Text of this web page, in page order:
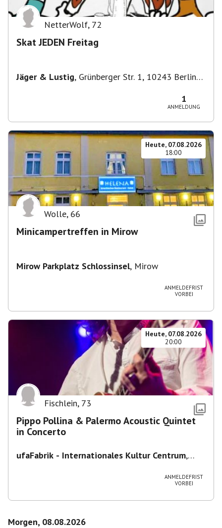
NetterWolf, 72
Skat JEDEN Freitag
Jäger & Lustig, Grünberger Str. 1, 10243 Berlin-
1
ANMELDUNG
Heute, 07.08.2026
18:00
Wolle, 66
Minicampertreffen in Mirow
Mirow Parkplatz Schlossinsel, Mirow
ANMELDEFRIST
VORBEI
Heute, 07.08.2026
20:00
Fischlein, 73
Pippo Pollina & Palermo Acoustic Quintet
in Concerto
ufaFabrik - Internationales Kultur Centrum,
ANMELDEFRIST
VORBEI
Morgen, 08.08.2026